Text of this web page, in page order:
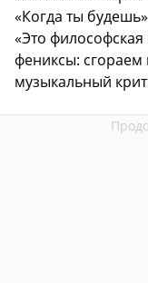
«Когда ты
«Это
фениксы:
музыкальный